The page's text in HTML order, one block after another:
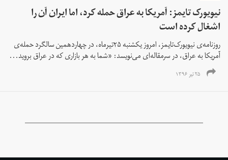
نیویورک تایمز: آمریکا به عراق حمله کرد، اما ایران آن را
اشغال کرده است
روزنامه‌ی نیویورک‌تایمز، امروز یکشنبه ۲۵تیرماه، در چهاردهمین سالگرد حمله‌ی
آمریکا به عراق، در سرمقاله‌ای می‌نویسد: «شما به هر بازاری که در عراق بروید...
۲۵ تیر ۱۳۹۶